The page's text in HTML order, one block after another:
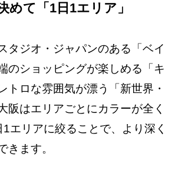
めて「1日1エリア」
タジオ・ジャパンのある「ベイ
のショッピングが楽しめる「キ
トロな雰囲気が漂う「新世界・
阪はエリアごとにカラーが全く
エリアに絞ることで、より深く
きます。